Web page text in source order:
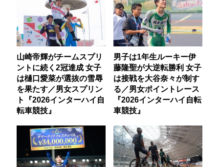
山崎帝輝がチームスプリ
ントに続く2冠達成 女子
は樋口愛菜が選抜の雪辱
を果たす／男女スプリン
ト『2026インターハイ自
転車競技』
男子は1年生ルーキー伊
藤隆聖が大逆転勝利 女子
は接戦を大谷奈々が制す
る／男女ポイントレース
『2026インターハイ自転
車競技』